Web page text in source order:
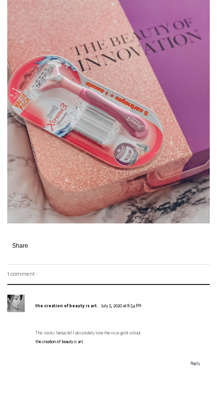
Share
1 comment :
the creation of beauty is art. July 5, 2020 at 8:54 PM
This looks fantastic! I absolutely love the rose gold colour.
the creation of beauty is art.
Reply